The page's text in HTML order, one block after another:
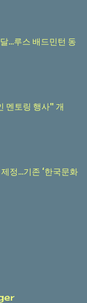
...루스 배드민턴 동
멘토링 행사" 개
정...기존 ‘한국문화